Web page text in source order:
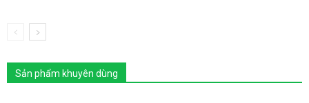
Sản phẩm khuyên dùng